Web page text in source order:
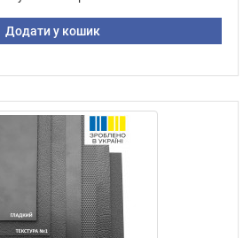
Додати у кошик